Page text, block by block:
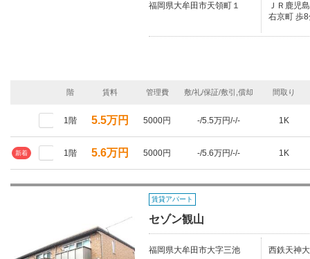
福岡県大牟田市天領町１
ＪＲ鹿児
右京町 歩
階 賃料 管理費 敷/礼/保証/敷引,償却 間取り
1階 5.5万円 5000円 -/5.5万円/-/- 1K
新着 1階 5.6万円 5000円 -/5.6万円/-/- 1K
賃貸アパート
セゾン観山
福岡県大牟田市大字三池
西鉄天神